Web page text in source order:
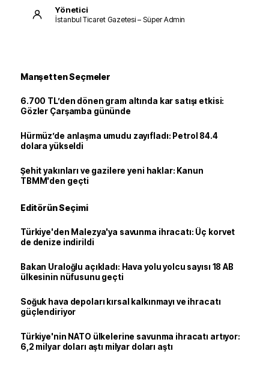
Yönetici
İstanbul Ticaret Gazetesi – Süper Admin
Manşetten Seçmeler
6.700 TL’den dönen gram altında kar satışı etkisi:
Gözler Çarşamba gününde
Hürmüz’de anlaşma umudu zayıfladı: Petrol 84.4
dolara yükseldi
Şehit yakınları ve gazilere yeni haklar: Kanun
TBMM'den geçti
Editörün Seçimi
Türkiye'den Malezya'ya savunma ihracatı: Üç korvet
de denize indirildi
Bakan Uraloğlu açıkladı: Hava yolu yolcu sayısı 18 AB
ülkesinin nüfusunu geçti
Soğuk hava depoları kırsal kalkınmayı ve ihracatı
güçlendiriyor
Türkiye'nin NATO ülkelerine savunma ihracatı artıyor:
6,2 milyar doları aştı milyar doları aştı